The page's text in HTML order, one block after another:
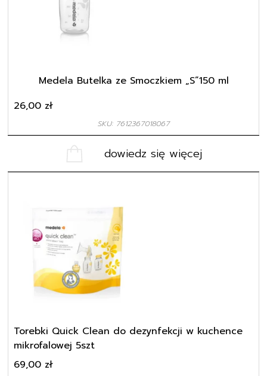
Medela Butelka ze Smoczkiem „S”150 ml
SKU: 7612367018067
26,00 zł
dowiedz się więcej
Torebki Quick Clean do dezynfekcji w kuchence
mikrofalowej 5szt
69,00 zł